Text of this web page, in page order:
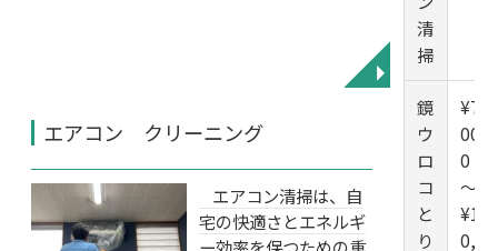
◥
エアコン クリーニング
エアコン清掃は、自
宅の快適さとエネルギ
ー効率を保つための重
清
掃
鏡
ウ
ロ
コ
と
り
¥7,
00
0
～
¥1
0,0